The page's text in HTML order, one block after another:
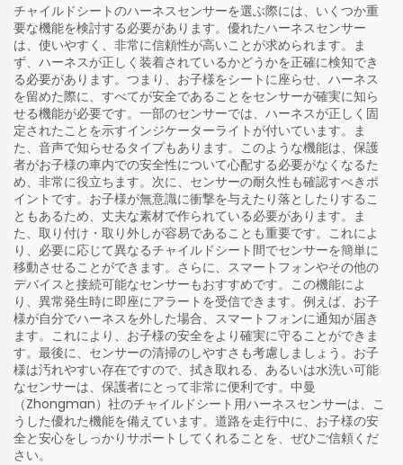
チャイルドシートのハーネスセンサーを選ぶ際には、いくつか重
要な機能を検討する必要があります。優れたハーネスセンサー
は、使いやすく、非常に信頼性が高いことが求められます。ま
ず、ハーネスが正しく装着されているかどうかを正確に検知でき
る必要があります。つまり、お子様をシートに座らせ、ハーネス
を留めた際に、すべてが安全であることをセンサーが確実に知ら
せる機能が必要です。一部のセンサーでは、ハーネスが正しく固
定されたことを示すインジケーターライトが付いています。ま
た、音声で知らせるタイプもあります。このような機能は、保護
者がお子様の車内での安全性について心配する必要がなくなるた
め、非常に役立ちます。次に、センサーの耐久性も確認すべきポ
イントです。お子様が無意識に衝撃を与えたり落としたりするこ
ともあるため、丈夫な素材で作られている必要があります。ま
た、取り付け・取り外しが容易であることも重要です。これによ
り、必要に応じて異なるチャイルドシート間でセンサーを簡単に
移動させることができます。さらに、スマートフォンやその他の
デバイスと接続可能なセンサーもおすすめです。この機能によ
り、異常発生時に即座にアラートを受信できます。例えば、お子
様が自分でハーネスを外した場合、スマートフォンに通知が届き
ます。これにより、お子様の安全をより確実に守ることができま
す。最後に、センサーの清掃のしやすさも考慮しましょう。お子
様は汚れやすい存在ですので、拭き取れる、あるいは水洗い可能
なセンサーは、保護者にとって非常に便利です。中曼
（Zhongman）社のチャイルドシート用ハーネスセンサーは、こ
うした優れた機能を備えています。道路を走行中に、お子様の安
全と安心をしっかりサポートしてくれることを、ぜひご信頼くだ
さい。